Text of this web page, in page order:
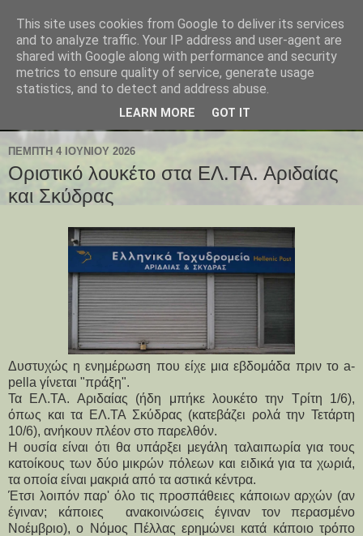
ΠΈΜΠΤΗ 4 ΙΟΥΝΊΟΥ 2026
Οριστικό λουκέτο στα ΕΛ.ΤΑ. Αριδαίας
και Σκύδρας
Δυστυχώς η ενημέρωση που είχε μια εβδομάδα πριν το a-
pella γίνεται "πράξη".
Τα ΕΛ.ΤΑ. Αριδαίας (ήδη μπήκε λουκέτο την Τρίτη 1/6),
όπως και τα ΕΛ.ΤΑ Σκύδρας (κατεβάζει ρολά την Τετάρτη
10/6), ανήκουν πλέον στο παρελθόν.
Η ουσία είναι ότι θα υπάρξει μεγάλη ταλαιπωρία για τους
κατοίκους των δύο μικρών πόλεων και ειδικά για τα χωριά,
τα οποία είναι μακριά από τα αστικά κέντρα.
Έτσι λοιπόν παρ' όλο τις προσπάθειες κάποιων αρχών (αν
έγιναν; κάποιες  ανακοινώσεις έγιναν τον περασμένο
Νοέμβριο), ο Νόμος Πέλλας ερημώνει κατά κάποιο τρόπο
This site uses cookies from Google to deliver its services
and to analyze traffic. Your IP address and user-agent are
shared with Google along with performance and security
metrics to ensure quality of service, generate usage
statistics, and to detect and address abuse.
LEARN MORE GOT IT